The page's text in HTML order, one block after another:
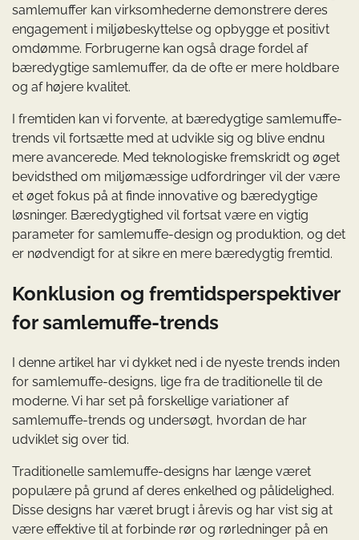
samlemuffer kan virksomhederne demonstrere deres
engagement i miljøbeskyttelse og opbygge et positivt
omdømme. Forbrugerne kan også drage fordel af
bæredygtige samlemuffer, da de ofte er mere holdbare
og af højere kvalitet.
I fremtiden kan vi forvente, at bæredygtige samlemuffe-
trends vil fortsætte med at udvikle sig og blive endnu
mere avancerede. Med teknologiske fremskridt og øget
bevidsthed om miljømæssige udfordringer vil der være
et øget fokus på at finde innovative og bæredygtige
løsninger. Bæredygtighed vil fortsat være en vigtig
parameter for samlemuffe-design og produktion, og det
er nødvendigt for at sikre en mere bæredygtig fremtid.
Konklusion og fremtidsperspektiver
for samlemuffe-trends
I denne artikel har vi dykket ned i de nyeste trends inden
for samlemuffe-designs, lige fra de traditionelle til de
moderne. Vi har set på forskellige variationer af
samlemuffe-trends og undersøgt, hvordan de har
udviklet sig over tid.
Traditionelle samlemuffe-designs har længe været
populære på grund af deres enkelhed og pålidelighed.
Disse designs har været brugt i årevis og har vist sig at
være effektive til at forbinde rør og rørledninger på en